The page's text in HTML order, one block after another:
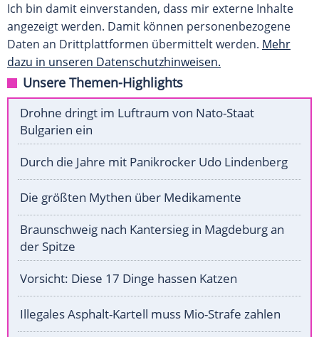
Ich bin damit einverstanden, dass mir externe Inhalte
angezeigt werden. Damit können personenbezogene
Daten an Drittplattformen übermittelt werden. Mehr
dazu in unseren Datenschutzhinweisen.
Unsere Themen-Highlights
Drohne dringt im Luftraum von Nato-Staat
Bulgarien ein
Durch die Jahre mit Panikrocker Udo Lindenberg
Die größten Mythen über Medikamente
Braunschweig nach Kantersieg in Magdeburg an
der Spitze
Vorsicht: Diese 17 Dinge hassen Katzen
Illegales Asphalt-Kartell muss Mio-Strafe zahlen